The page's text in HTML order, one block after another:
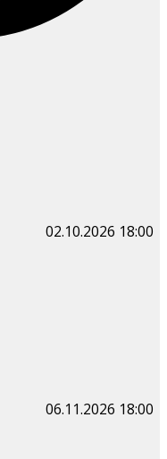
02.10.2026 18:00
06.11.2026 18:00